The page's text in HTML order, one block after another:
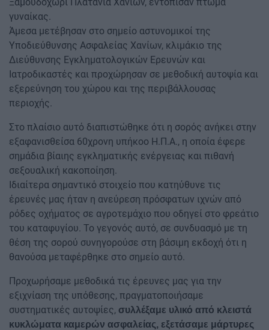
γυναίκας.
Άμεσα μετέβησαν στο σημείο αστυνομικοί της
Υποδιεύθυνσης Ασφαλείας Χανίων, κλιμάκιο της
Διεύθυνσης Εγκληματολογικών Ερευνών και
Ιατροδικαστές και προχώρησαν σε μεθοδική αυτοψία και
εξερεύνηση του χώρου και της περιβάλλουσας
περιοχής.
Στο πλαίσιο αυτό διαπιστώθηκε ότι η σορός ανήκει στην
εξαφανισθείσα 60χρονη υπήκοο Η.Π.Α., η οποία έφερε
σημάδια βίαιης εγκληματικής ενέργειας και πιθανή
σεξουαλική κακοποίηση.
Ιδιαίτερα σημαντικό στοιχείο που κατηύθυνε τις
έρευνές μας ήταν η ανεύρεση πρόσφατων ιχνών από
ρόδες οχήματος σε αγροτεμάχιο που οδηγεί στο φρεάτιο
του καταφυγίου. Το γεγονός αυτό, σε συνδυασμό με τη
θέση της σορού συνηγορούσε στη βάσιμη εκδοχή ότι η
θανούσα μεταφέρθηκε στο σημείο αυτό.
Προχωρήσαμε μεθοδικά τις έρευνες μας για την
εξιχνίαση της υπόθεσης, πραγματοποιήσαμε
συστηματικές αυτοψίες, συλλέξαμε υλικό από κλειστά
κυκλώματα καμερών ασφαλείας, εξετάσαμε μάρτυρες